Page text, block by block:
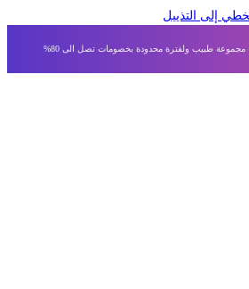
التذييل
طبيب ولفترة محدودة بخصومات تصل الى 80%